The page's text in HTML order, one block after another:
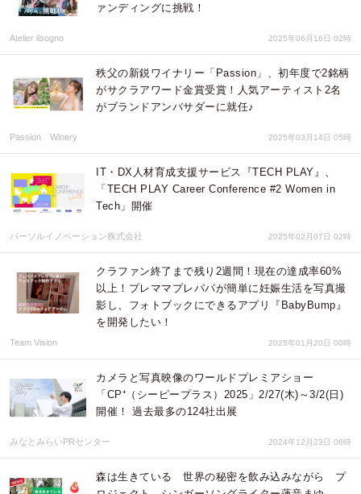
ァンディングに挑戦！
Atelier ilsogno 2025年06月16日 02時
秩父の新鋭ワイナリー「Passion」、初年度で2銘柄
がサクラアワード金賞受賞！人気アーティスト2名
がブランドアンバサダーに就任♪
Passion Winery 2025年03月14日 05時
IT・DX人材育成支援サービス『TECH PLAY』、
「TECH PLAY Career Conference #2 Women in
Tech」開催
パーソルイノベーション株式会社 2025年02月07日 02時
クラファン終了まで残り2週間！現在の達成率60%
以上！プレママプレパパが簡単に妊娠生活を写真撮
影し、フォトブックにできるアプリ『BabyBump』
を開発したい！
Team Vision 2025年01月20日 00時
カメラと写真映像のワールドプレミアショー
「CP⁺（シーピープラス）2025」2/27(木)～3/2(日)
開催！ 過去最多の124社出展
みなとみらいPRセンター 2024年12月23日 06時
森は生きている 世界の秘密を飲み込みながら プ